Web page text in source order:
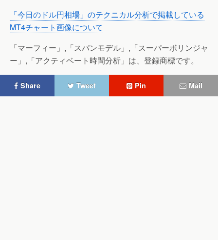
「今日のドル円相場」のテクニカル分析で掲載している
MT4チャート画像について
「マーフィー」,「スパンモデル」,「スーパーボリンジャ
ー」,「アクティベート時間分析」は、登録商標です。
Share Tweet Pin Mail